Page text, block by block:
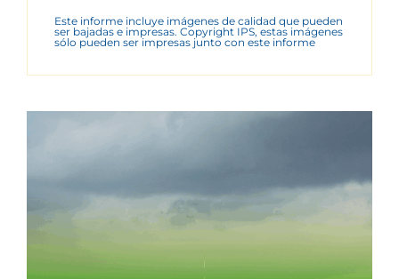
Este informe incluye imágenes de calidad que pueden
ser bajadas e impresas. Copyright IPS, estas imágenes
sólo pueden ser impresas junto con este informe